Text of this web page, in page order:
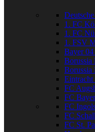
1. FC
1. FC
1. FSV
Bayer
Borussia
Borussia
FC
FC
FC
FC
FC St.